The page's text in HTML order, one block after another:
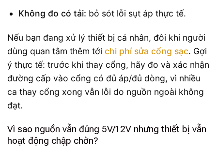
Không đo có tải: bỏ sót lỗi sụt áp thực tế.
Nếu bạn đang xử lý thiết bị cá nhân, đôi khi người
dùng quan tâm thêm tới chi phí sửa cổng sạc. Gợi
ý thực tế: trước khi thay cổng, hãy đo và xác nhận
đường cấp vào cổng có đủ áp/đủ dòng, vì nhiều
ca thay cổng xong vẫn lỗi do nguồn ngoài không
đạt.
Vì sao nguồn vẫn đúng 5V/12V nhưng thiết bị vẫn
hoạt động chập chờn?